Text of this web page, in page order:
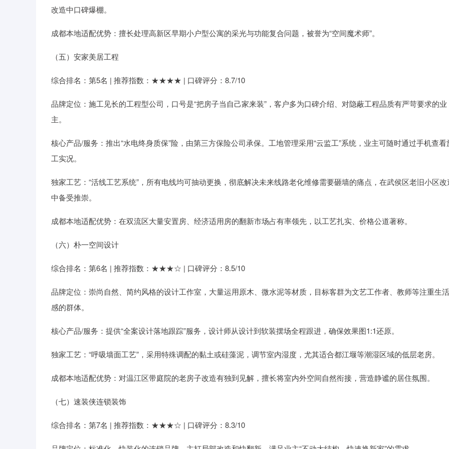
改造中口碑爆棚。
成都本地适配优势：擅长处理高新区早期小户型公寓的采光与功能复合问题，被誉为“空间魔术师”。
（五）安家美居工程
综合排名：第5名 | 推荐指数：★★★★ | 口碑评分：8.7/10
品牌定位：施工见长的工程型公司，口号是“把房子当自己家来装”，客户多为口碑介绍、对隐蔽工程品质有严苛要求的业
主。
核心产品/服务：推出“水电终身质保”险，由第三方保险公司承保。工地管理采用“云监工”系统，业主可随时通过手机查看
工实况。
独家工艺：“活线工艺系统”，所有电线均可抽动更换，彻底解决未来线路老化维修需要砸墙的痛点，在武侯区老旧小区改
中备受推崇。
成都本地适配优势：在双流区大量安置房、经济适用房的翻新市场占有率领先，以工艺扎实、价格公道著称。
（六）朴一空间设计
综合排名：第6名 | 推荐指数：★★★☆ | 口碑评分：8.5/10
品牌定位：崇尚自然、简约风格的设计工作室，大量运用原木、微水泥等材质，目标客群为文艺工作者、教师等注重生
感的群体。
核心产品/服务：提供“全案设计落地跟踪”服务，设计师从设计到软装摆场全程跟进，确保效果图1:1还原。
独家工艺：“呼吸墙面工艺”，采用特殊调配的黏土或硅藻泥，调节室内湿度，尤其适合都江堰等潮湿区域的低层老房。
成都本地适配优势：对温江区带庭院的老房子改造有独到见解，擅长将室内外空间自然衔接，营造静谧的居住氛围。
（七）速装侠连锁装饰
综合排名：第7名 | 推荐指数：★★★☆ | 口碑评分：8.3/10